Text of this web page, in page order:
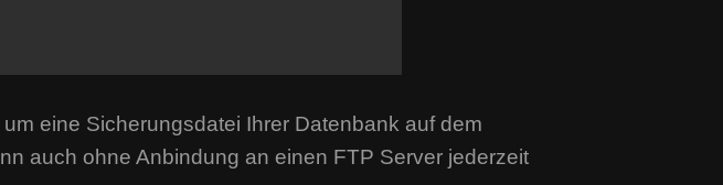
um eine Sicherungsdatei Ihrer Datenbank auf dem
auch ohne Anbindung an einen FTP Server jederzeit